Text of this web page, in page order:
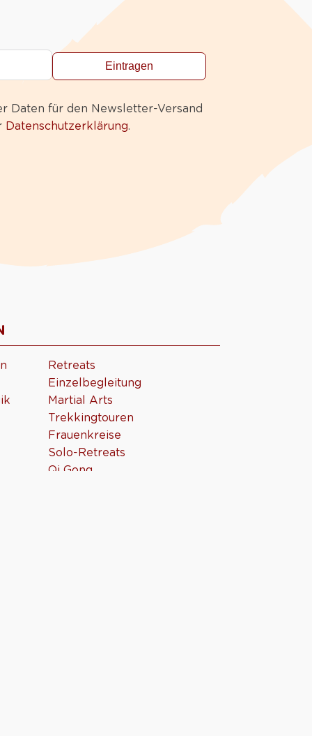
Eintragen
Daten für den Newsletter-Versand
Datenschutzerklärung.
Retreats
Einzelbegleitung
Martial Arts
Trekkingtouren
Frauenkreise
Solo-Retreats
Qi Gong